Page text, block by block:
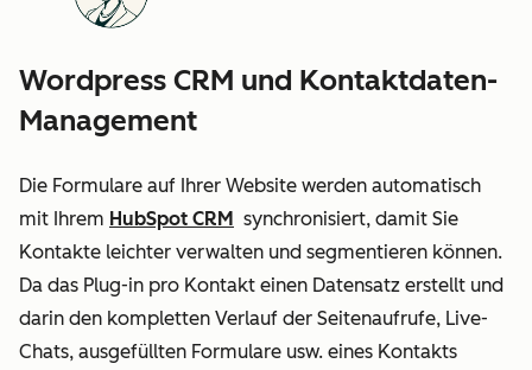
Wordpress CRM und Kontaktdaten-
Management
Die Formulare auf Ihrer Website werden automatisch
mit Ihrem HubSpot CRM synchronisiert, damit Sie
Kontakte leichter verwalten und segmentieren können.
Da das Plug-in pro Kontakt einen Datensatz erstellt und
darin den kompletten Verlauf der Seitenaufrufe, Live-
Chats, ausgefüllten Formulare usw. eines Kontakts